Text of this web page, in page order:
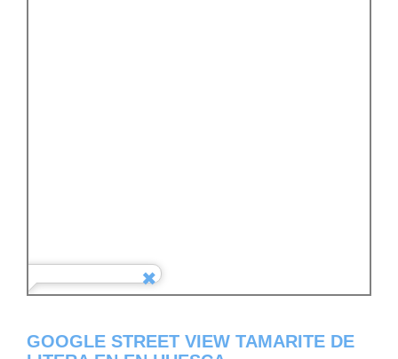
GOOGLE STREET VIEW TAMARITE DE